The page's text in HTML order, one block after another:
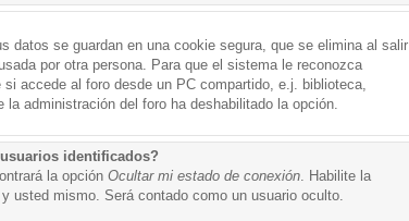
datos se guardan en una cookie segura, que se elimina al salir
por otra persona. Para que el sistema le reconozca
accede al foro desde un PC compartido, e.j. biblioteca,
administración del foro ha deshabilitado la opción.
identificados?
la opción Ocultar mi estado de conexión. Habilite la
usted mismo. Será contado como un usuario oculto.